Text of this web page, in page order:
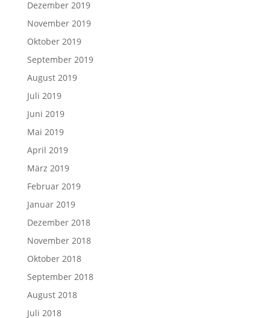
Dezember 2019
November 2019
Oktober 2019
September 2019
August 2019
Juli 2019
Juni 2019
Mai 2019
April 2019
März 2019
Februar 2019
Januar 2019
Dezember 2018
November 2018
Oktober 2018
September 2018
August 2018
Juli 2018